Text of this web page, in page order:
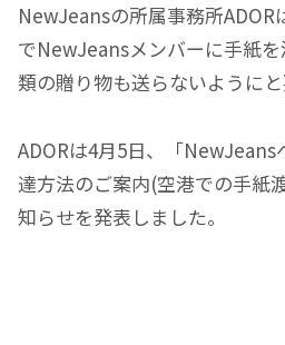
NewJeansの所属事務所ADOR
でNewJeansメンバーに手紙
類の贈り物も送らないようにと
ADORは4月5日、「
達方法のご案内(空港での手紙
知らせを発表しました。